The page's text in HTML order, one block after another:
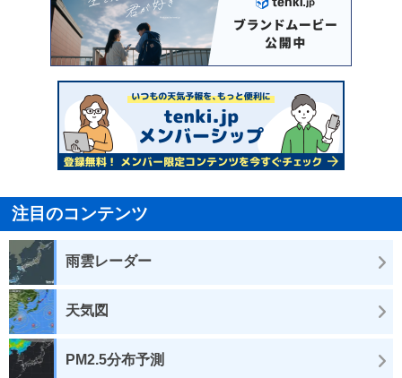
注目のコンテンツ
雨雲レーダー
天気図
PM2.5分布予測